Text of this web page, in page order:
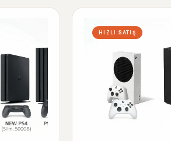
HIZLI SATIŞ